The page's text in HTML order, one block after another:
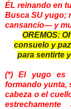
ÉL reinando en
Busca SU yugo;
cansancio— y
OREMOS:
consuelo y
para sentirte
(*) El yugo es
formando yunta,
cabeza o el